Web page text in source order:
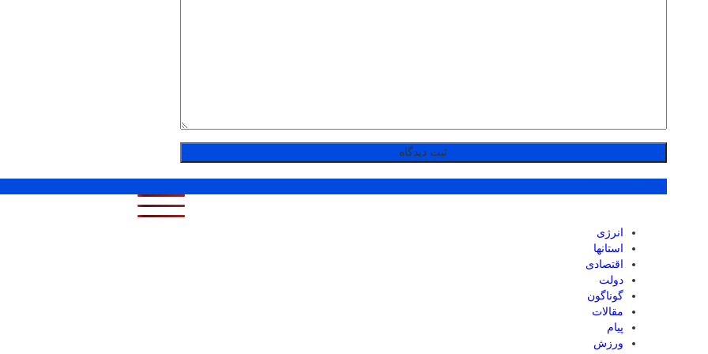
انرژی
استانها
اقتصادی
دولت
گوناگون
مقالات
پیام
ورزش